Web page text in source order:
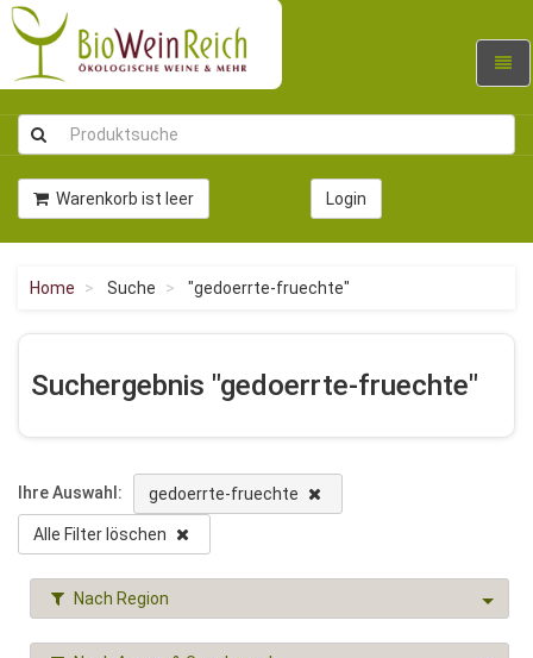
Warenkorb ist leer Login
Home Suche "gedoerrte-fruechte"
Suchergebnis "gedoerrte-fruechte"
Ihre Auswahl: gedoerrte-fruechte
Alle Filter löschen
Nach Region